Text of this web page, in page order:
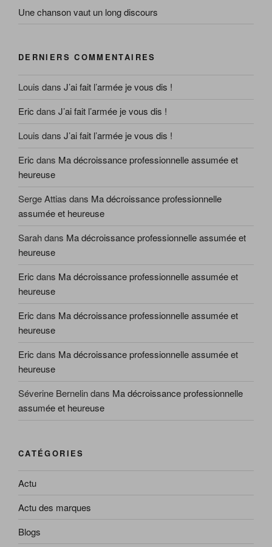
Une chanson vaut un long discours
DERNIERS COMMENTAIRES
Louis dans J’ai fait l’armée je vous dis !
Eric dans J’ai fait l’armée je vous dis !
Louis dans J’ai fait l’armée je vous dis !
Eric dans Ma décroissance professionnelle assumée et
heureuse
Serge Attias dans Ma décroissance professionnelle
assumée et heureuse
Sarahdans Ma décroissance professionnelle assumée et
heureuse
Eric dans Ma décroissance professionnelle assumée et
heureuse
Eric dans Ma décroissance professionnelle assumée et
heureuse
Eric dans Ma décroissance professionnelle assumée et
heureuse
Séverine Bernelindans Ma décroissance professionnelle
assumée et heureuse
CATÉGORIES
Actu
Actu des marques
Blogs